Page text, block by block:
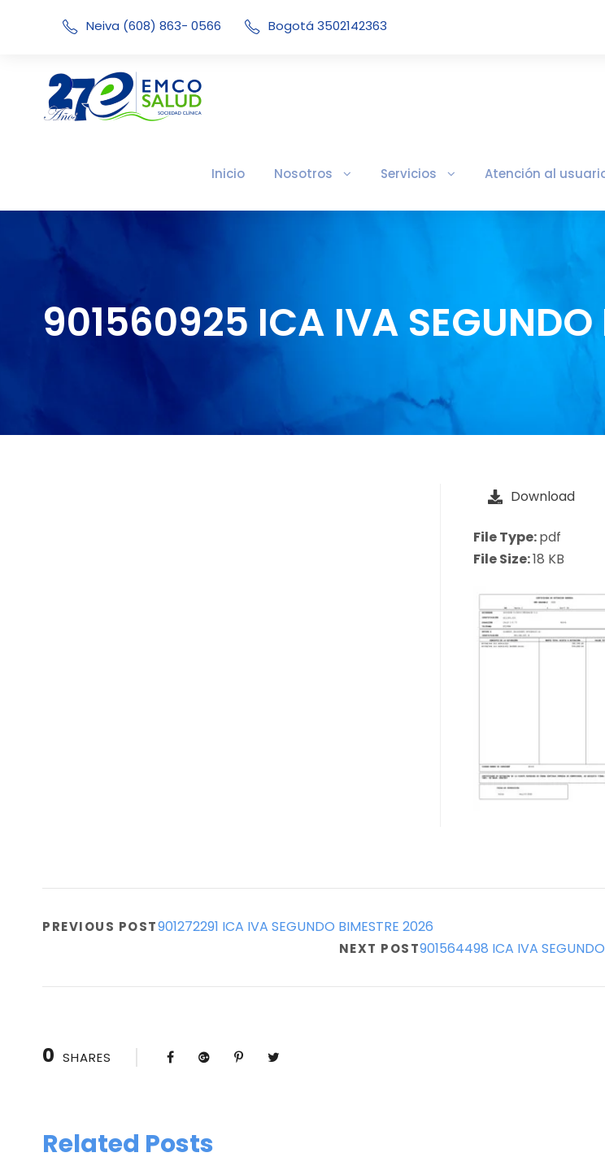
Neiva (608) 863- 0566 Bogotá 3502142363
Inicio Nosotros Servicios Atención al
901560925 ICA IVA SEGUNDO
Download
File Type:pdf
File Size:18 KB
PREVIOUS POST901272291 ICA IVA SEGUNDO BIMESTRE 2026
NEXT POST901564498 ICA IVA
0 SHARES
Related Posts